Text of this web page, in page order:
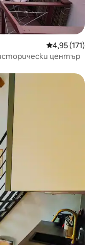
Средна
4,95 (171)
център